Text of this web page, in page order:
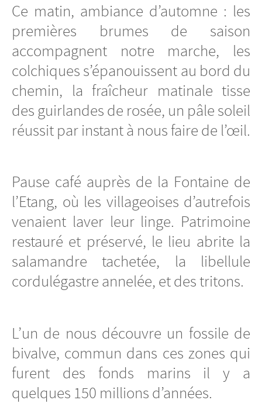
Ce matin, ambiance d’automne : les
premières brumes de saison
accompagnent notre marche, les
colchiques s’épanouissent au bord du
chemin, la fraîcheur matinale tisse
des guirlandes de rosée, un pâle soleil
réussit par instant à nous faire de l’œil.
Pause café auprès de la Fontaine de
l’Etang, où les villageoises d’autrefois
venaient laver leur linge. Patrimoine
restauré et préservé, le lieu abrite la
salamandre tachetée, la libellule
cordulégastre annelée, et des tritons.
L’un de nous découvre un fossile de
bivalve, commun dans ces zones qui
furent des fonds marins il y a
quelques 150 millions d’années.